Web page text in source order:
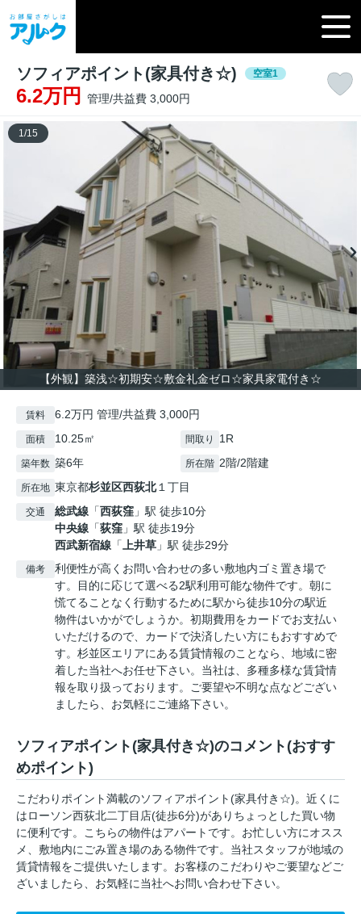
ソフィアポイント(家具付き☆) 空室1
6.2万円 管理/共益費 3,000円
【外観】築浅☆初期安☆敷金礼金ゼロ☆家具家電付き☆
1 /15
賃料 6.2万円 管理/共益費 3,000円
面積 10.25㎡ 間取り 1R
築年数 築6年 所在階 2階/2階建
所在地 東京都杉並区西荻北１丁目
交通 総武線 「西荻窪 」駅 徒歩10分
中央線 「荻窪 」駅 徒歩19分
西武新宿線 「 上井草 」駅 徒歩29分
備考
利便性が高くお問い合わせの多い敷地内ゴミ置き場で
す。目的に応じて選べる2駅利用可能な物件です。朝に
慌てることなく行動するために駅から徒歩10分の駅近
物件はいかがでしょうか。初期費用をカードでお支払い
いただけるので、カードで決済したい方にもおすすめで
す。杉並区エリアにある賃貸情報のことなら、地域に密
着した当社へお任せ下さい。当社は、多種多様な賃貸情
報を取り扱っております。ご要望や不明な点などござい
ましたら、お気軽にご連絡下さい。
ソフィアポイント(家具付き☆)のコメント(おすす
めポイント)
こだわりポイント満載のソフィアポイント(家具付き☆)。近くに
はローソン西荻北二丁目店(徒歩6分)がありちょっとした買い物
に便利です。こちらの物件はアパートです。お忙しい方にオスス
メ、敷地内にごみ置き場のある物件です。当社スタッフが地域の
賃貸情報をご提供いたします。お客様のこだわりやご要望などご
ざいましたら、お気軽に当社へお問い合わせ下さい。